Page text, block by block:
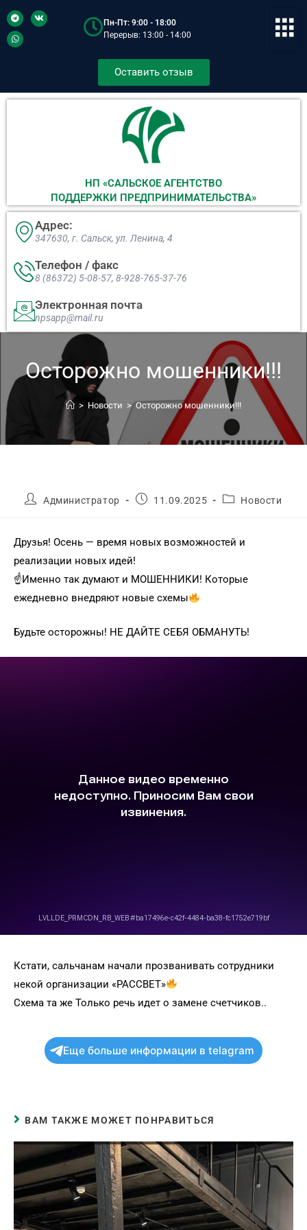
Пн-Пт: 9:00 - 18:00
Перерыв: 13:00 - 14:00
Оставить отзыв
НП «САЛЬСКОЕ АГЕНТСТВО
ПОДДЕРЖКИ ПРЕДПРИНИМАТЕЛЬСТВА»
Адрес:
347630, г. Сальск, ул. Ленина, 4​
Телефон / факс
8 (86372) 5-08-57, 8-928-765-37-76
Электронная почта
npsapp@mail.ru
Осторожно мошенники!!!
> Новости > Осторожно мошенники!!!
Администратор 11.09.2025 Новости
Друзья! Осень — время новых возможностей и
реализации новых идей!
☝Именно так думают и МОШЕННИКИ! Которые
ежедневно внедряют новые схемы
Будьте осторожны! НЕ ДАЙТЕ СЕБЯ ОБМАНУТЬ!
Кстати, сальчанам начали прозванивать сотрудники
некой организации «РАССВЕТ»
Схема та же Только речь идет о замене счетчиков..
Еще больше информации в telagram
ВАМ ТАКЖЕ МОЖЕТ ПОНРАВИТЬСЯ